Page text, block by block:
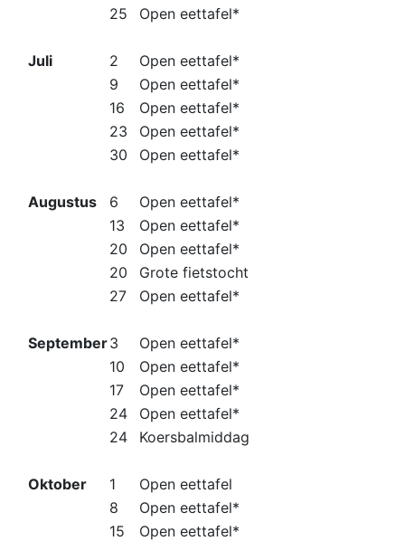
25
Open eettafel*
Juli 2
Open eettafel*
9
Open eettafel*
16
Open eettafel*
23
Open eettafel*
30
Open eettafel*
Augustus 6
Open eettafel*
13
Open eettafel*
20
Open eettafel*
20
Grote fietstocht
27
Open eettafel*
September3
Open eettafel*
10
Open eettafel*
17
Open eettafel*
24
Open eettafel*
24
Koersbalmiddag
Oktober 1
Open eettafel
8
Open eettafel*
15
Open eettafel*